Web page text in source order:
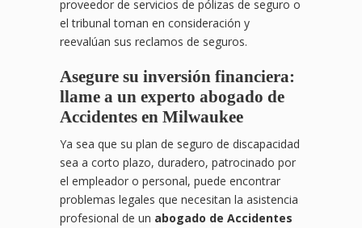
proveedor de servicios de pólizas de seguro o
el tribunal toman en consideración y
reevalúan sus reclamos de seguros.
Asegure su inversión financiera:
llame a un experto abogado de
Accidentes en Milwaukee
Ya sea que su plan de seguro de discapacidad
sea a corto plazo, duradero, patrocinado por
el empleador o personal, puede encontrar
problemas legales que necesitan la asistencia
profesional de un abogado de Accidentes